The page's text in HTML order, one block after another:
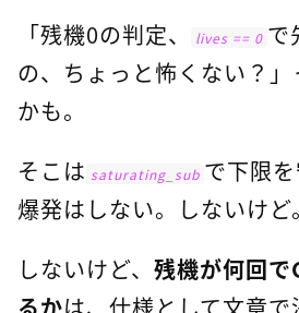
「残機0の判定、 lives == 0 で
の、ちょっと怖くない？」
かも。
そこは saturating_sub で下限を
爆発はしない。しないけど。
しないけど、 残機が何回
るかは、仕様として文章